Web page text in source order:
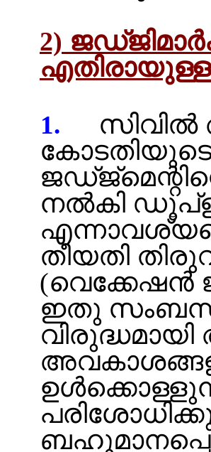
2)
1.
സിവില്‍
കോടതിയുടെ
നല്‍കി
തീയതി
(വെക്കേഷന്‍
ഇതു